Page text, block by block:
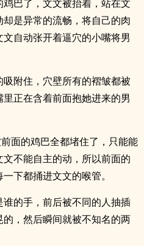
巴了，文文被抬着，站在文
是异常的流畅，将自己的肉
自动张开着逼穴的小嘴将男
附住，穴壁所有的褶皱都被
正在含着前面抱她进来的男
面的鸡巴全都堵住了，只能能
不能自主的动，所以前面的
下都捅进文文的喉管。
的手，前后被不同的人抽插
，然后瞬间就被不知名的两